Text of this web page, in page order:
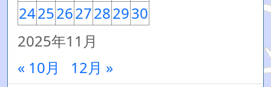
2025年11月
24252627282930
« 10月 12月 »